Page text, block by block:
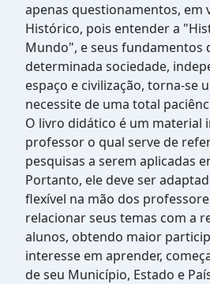
apenas questionamentos, em
Histórico, pois entender a
Mundo", e seus fundamentos
determinada sociedade,
espaço e civilização, torna-se
necessite de uma total
O livro didático é um material
professor o qual serve de
pesquisas a serem aplicadas
Portanto, ele deve ser
flexível na mão dos
relacionar seus temas com a
alunos, obtendo maior
interesse em aprender,
de seu Município, Estado e